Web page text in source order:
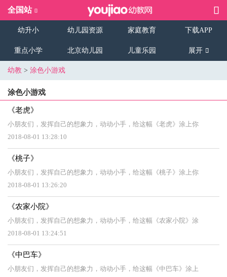
全国站
幼升小 幼儿园资源 家庭教育 下载APP
重点小学 北京幼儿园 儿童乐园 展开
幼教 > 涂色小游戏
涂色小游戏
《老虎》
小朋友们，发挥自己的想象力，动动小手，给这幅《老虎》涂上你
2018-08-01 13:28:10
《桃子》
小朋友们，发挥自己的想象力，动动小手，给这幅《桃子》涂上你
2018-08-01 13:26:20
《农家小院》
小朋友们，发挥自己的想象力，动动小手，给这幅《农家小院》涂
2018-08-01 13:24:51
《中巴车》
小朋友们，发挥自己的想象力，动动小手，给这幅《中巴车》涂上